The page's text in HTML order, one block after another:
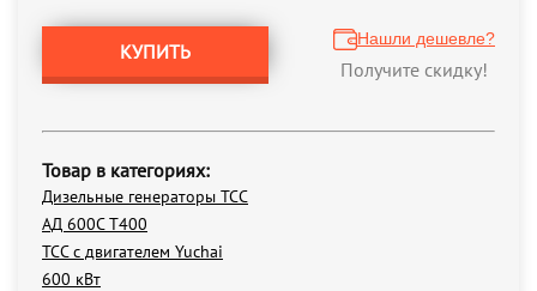
КУПИТЬ
Нашли дешевле?
Получите скидку!
Товар в категориях:
Дизельные генераторы ТСС
АД 600С Т400
ТСС с двигателем Yuchai
600 кВт